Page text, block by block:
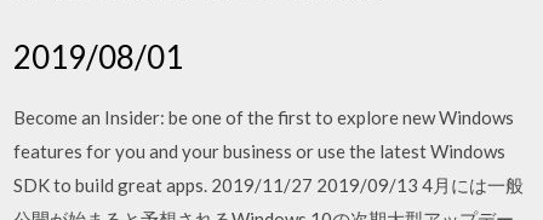
2019/08/01
Become an Insider: be one of the first to explore new Windows
features for you and your business or use the latest Windows
SDK to build great apps. 2019/11/27 2019/09/13 4月には一般